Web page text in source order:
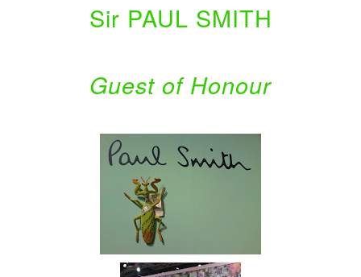
Sir PAUL SMITH
Guest of Honour